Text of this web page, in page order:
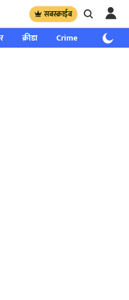
सबस्क्राईब
क्रीडा Crime साप्ताहिक